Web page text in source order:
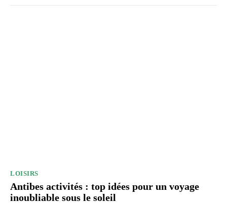
LOISIRS
Antibes activités : top idées pour un voyage
inoubliable sous le soleil